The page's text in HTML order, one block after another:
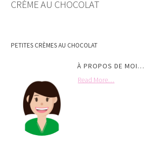
CRÈME AU CHOCOLAT
PETITES CRÈMES AU CHOCOLAT
À PROPOS DE MOI…
Read More…